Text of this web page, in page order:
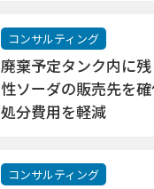
コンサルティング
廃棄予定タンク内に
性ソーダの販売先を確
処分費用を軽減
コンサルティング